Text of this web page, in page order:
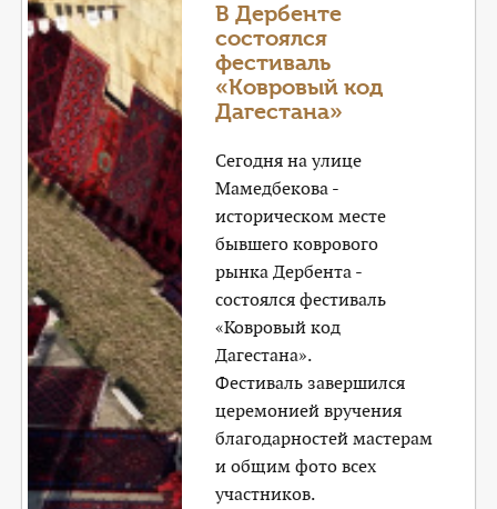
В Дербенте
состоялся
фестиваль
«Ковровый код
Дагестана»
Сегодня на улице
Мамедбекова -
историческом месте
бывшего коврового
рынка Дербента -
состоялся фестиваль
«Ковровый код
Дагестана».
Фестиваль завершился
церемонией вручения
благодарностей мастерам
и общим фото всех
участников.